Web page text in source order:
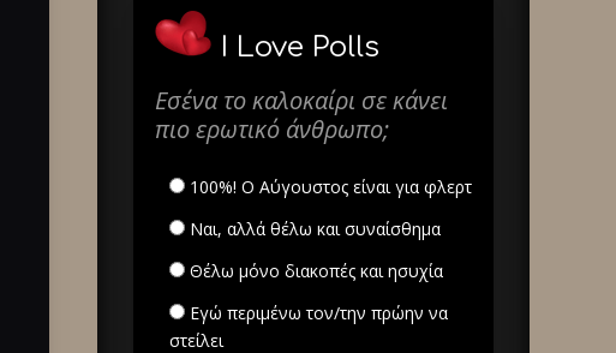
I Love Polls
Εσένα το καλοκαίρι σε κάνει
πιο ερωτικό άνθρωπο;
100%! Ο Αύγουστος είναι για φλερτ
Ναι, αλλά θέλω και συναίσθημα
Θέλω μόνο διακοπές και ησυχία
Εγώ περιμένω τον/την πρώην να
στείλει